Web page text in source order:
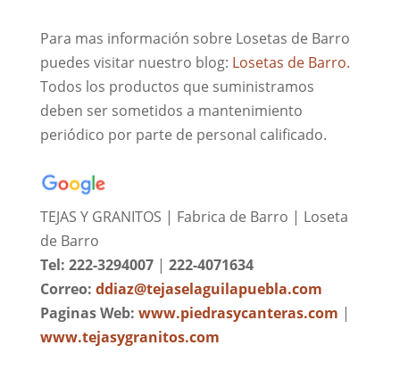
Para mas información sobre Losetas de Barro
puedes visitar nuestro blog: Losetas de Barro.
Todos los productos que suministramos
deben ser sometidos a mantenimiento
periódico por parte de personal calificado.
TEJAS Y GRANITOS | Fabrica de Barro | Loseta
de Barro
Tel: 222-3294007| 222-4071634
Correo: ddiaz@tejaselaguilapuebla.com
Paginas Web: www.piedrasycanteras.com |
www.tejasygranitos.com